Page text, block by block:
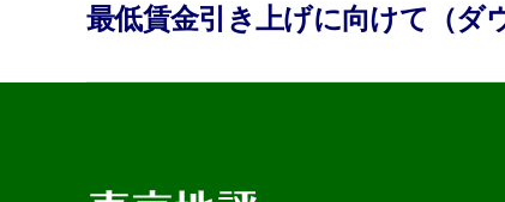
最低賃金引き上げに向けて（ダ